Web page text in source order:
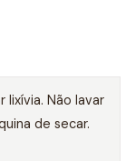
lixívia. Não lavar
de secar.